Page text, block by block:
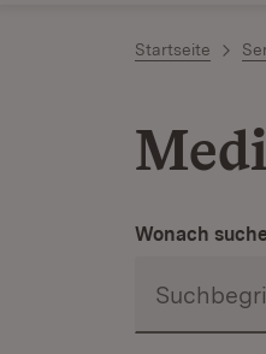
Startseite
Wonach